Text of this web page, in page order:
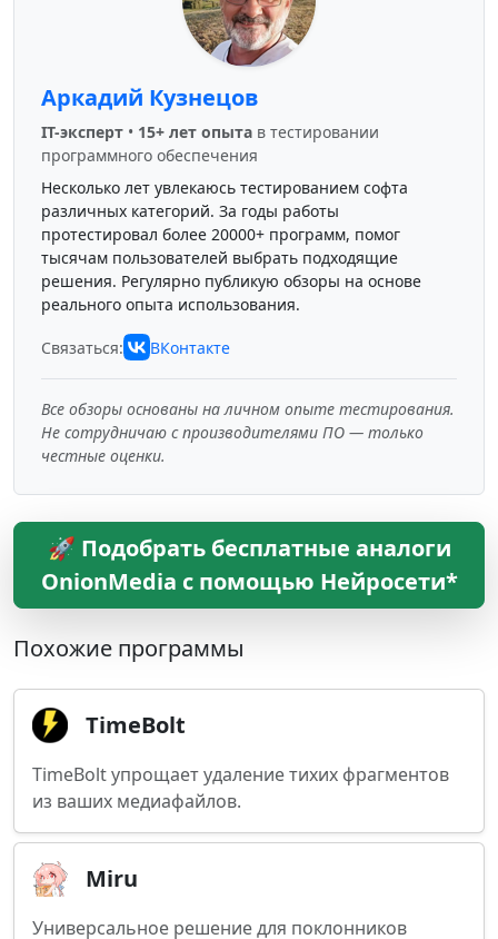
Аркадий Кузнецов
IT-эксперт • 15+ лет опыта в тестировании
программного обеспечения
Несколько лет увлекаюсь тестированием софта
различных категорий. За годы работы
протестировал более 20000+ программ, помог
тысячам пользователей выбрать подходящие
решения. Регулярно публикую обзоры на основе
реального опыта использования.
Связаться: ВКонтакте
Все обзоры основаны на личном опыте тестирования.
Не сотрудничаю с производителями ПО — только
честные оценки.
🚀 Подобрать бесплатные аналоги
OnionMedia с помощью Нейросети*
Похожие программы
TimeBolt
TimeBolt упрощает удаление тихих фрагментов
из ваших медиафайлов.
Miru
Универсальное решение для поклонников